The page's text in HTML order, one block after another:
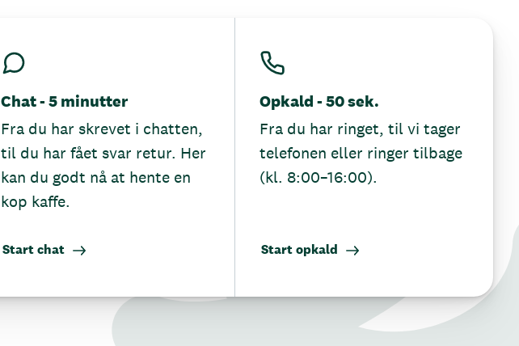
Chat - 5 minutter
Fra du har skrevet i chatten,
til du har fået svar retur. Her
kan du godt nå at hente en
kop kaffe.
Start chat
Opkald - 50 sek.
Fra du har ringet, til vi tager
telefonen eller ringer tilbage
(kl. 8:00–16:00).
Start opkald